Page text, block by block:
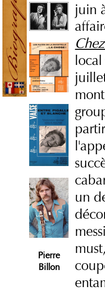
Pierre
Billon
juin
un